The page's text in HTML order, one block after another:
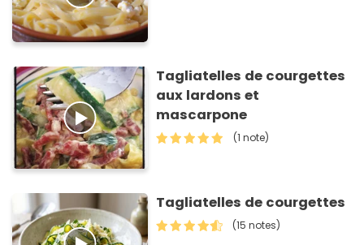
Tagliatelles de courgettes
aux lardons et
mascarpone
(1 note)
Tagliatelles de courgettes
(15 notes)